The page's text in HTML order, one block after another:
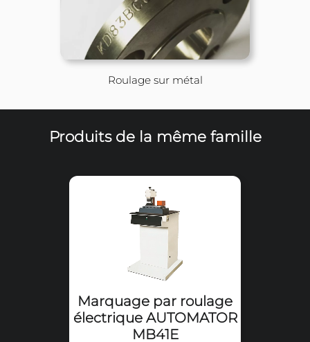
La longueur maximale du texte est de 180
peut être de plusieurs lignes.
La pièce à marquer est pressée contre le
à l'aide de rondelles à ressort avec une
Un marquage plus profond peut être réalisé
Le déclenchement de la gravure est
l'intermédiaire d'un bouton poussoir.
Disponibles en version électrique et
- Jeux de caractères et portes-caractères
- Numéroteurs séquentiels
- Gravures personnalisées